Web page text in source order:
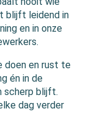
blijft leidend in
en in onze
doen en rust te
én in de
scherp blijft.
dag verder